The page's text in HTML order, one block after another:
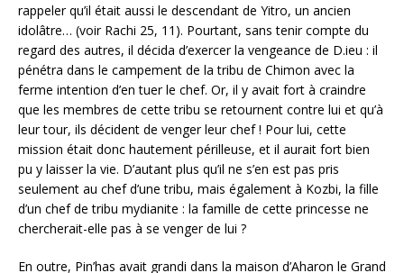
rappeler qu’il était aussi le descendant de Yitro, un ancien
idolâtre… (voir Rachi 25, 11). Pourtant, sans tenir compte du
regard des autres, il décida d’exercer la vengeance de D.ieu : il
pénétra dans le campement de la tribu de Chimon avec la
ferme intention d’en tuer le chef. Or, il y avait fort à craindre
que les membres de cette tribu se retournent contre lui et qu’à
leur tour, ils décident de venger leur chef ! Pour lui, cette
mission était donc hautement périlleuse, et il aurait fort bien
pu y laisser la vie. D’autant plus qu’il ne s’en est pas pris
seulement au chef d’une tribu, mais également à Kozbi, la fille
d’un chef de tribu mydianite : la famille de cette princesse ne
chercherait-elle pas à se venger de lui ?
En outre, Pin’has avait grandi dans la maison d’Aharon le Grand